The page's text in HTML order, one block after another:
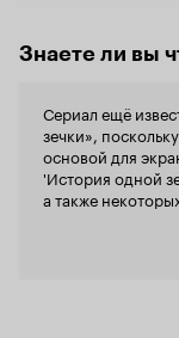
которые выжили в то время.
– реально
пережить все
послевоенного
стала
живая, что не
Знаете ли вы
Сериал ещё
зечки»,
основой для
'История одной
а также